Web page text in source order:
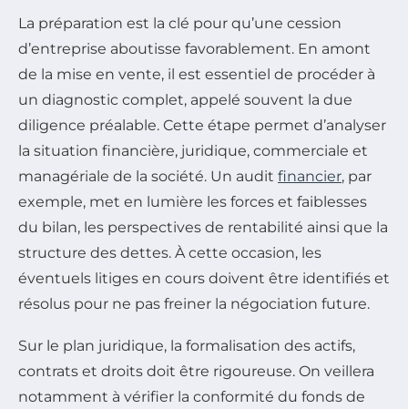
La préparation est la clé pour qu’une cession
d’entreprise aboutisse favorablement. En amont
de la mise en vente, il est essentiel de procéder à
un diagnostic complet, appelé souvent la due
diligence préalable. Cette étape permet d’analyser
la situation financière, juridique, commerciale et
managériale de la société. Un audit financier, par
exemple, met en lumière les forces et faiblesses
du bilan, les perspectives de rentabilité ainsi que la
structure des dettes. À cette occasion, les
éventuels litiges en cours doivent être identifiés et
résolus pour ne pas freiner la négociation future.
Sur le plan juridique, la formalisation des actifs,
contrats et droits doit être rigoureuse. On veillera
notamment à vérifier la conformité du fonds de